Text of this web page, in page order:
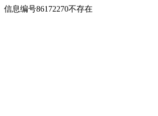
信息编号86172270不存在